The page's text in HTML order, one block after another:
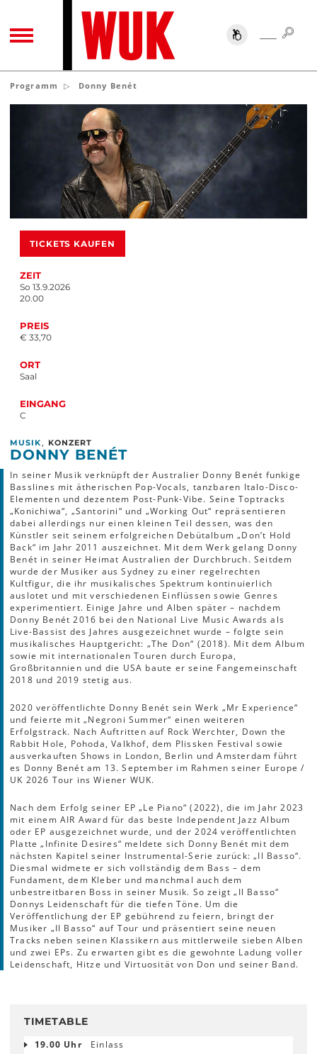
TOGGLE NAVIGATION SUCHE
Programm Donny Benét
TICKETS KAUFEN
ZEIT
So 13.9.2026
20.00
PREIS
€ 33,70
ORT
Saal
EINGANG
C
MUSIK , KONZERT
DONNY BENÉT
In seiner Musik verknüpft der Australier Donny Benét funkige
Basslines mit ätherischen Pop-Vocals, tanzbaren Italo-Disco-
Elementen und dezentem Post-Punk-Vibe. Seine Toptracks
„Konichiwa“, „Santorini“ und „Working Out“ repräsentieren
dabei allerdings nur einen kleinen Teil dessen, was den
Künstler seit seinem erfolgreichen Debütalbum „Don’t Hold
Back“ im Jahr 2011 auszeichnet. Mit dem Werk gelang Donny
Benét in seiner Heimat Australien der Durchbruch. Seitdem
wurde der Musiker aus Sydney zu einer regelrechten
Kultfigur, die ihr musikalisches Spektrum kontinuierlich
auslotet und mit verschiedenen Einflüssen sowie Genres
experimentiert. Einige Jahre und Alben später – nachdem
Donny Benét 2016 bei den National Live Music Awards als
Live-Bassist des Jahres ausgezeichnet wurde – folgte sein
musikalisches Hauptgericht: „The Don“ (2018). Mit dem Album
sowie mit internationalen Touren durch Europa,
Großbritannien und die USA baute er seine Fangemeinschaft
2018 und 2019 stetig aus.
2020 veröffentlichte Donny Benét sein Werk „Mr Experience“
und feierte mit „Negroni Summer“ einen weiteren
Erfolgstrack. Nach Auftritten auf Rock Werchter, Down the
Rabbit Hole, Pohoda, Valkhof, dem Plissken Festival sowie
ausverkauften Shows in London, Berlin und Amsterdam führt
es Donny Benét am 13. September im Rahmen seiner Europe /
UK 2026 Tour ins Wiener WUK.
Nach dem Erfolg seiner EP „Le Piano“ (2022), die im Jahr 2023
mit einem AIR Award für das beste Independent Jazz Album
oder EP ausgezeichnet wurde, und der 2024 veröffentlichten
Platte „Infinite Desires“ meldete sich Donny Benét mit dem
nächsten Kapitel seiner Instrumental-Serie zurück: „Il Basso“.
Diesmal widmete er sich vollständig dem Bass – dem
Fundament, dem Kleber und manchmal auch dem
unbestreitbaren Boss in seiner Musik. So zeigt „Il Basso“
Donnys Leidenschaft für die tiefen Töne. Um die
Veröffentlichung der EP gebührend zu feiern, bringt der
Musiker „Il Basso“ auf Tour und präsentiert seine neuen
Tracks neben seinen Klassikern aus mittlerweile sieben Alben
und zwei EPs. Zu erwarten gibt es die gewohnte Ladung voller
Leidenschaft, Hitze und Virtuosität von Don und seiner Band.
TIMETABLE
19.00 Uhr
Einlass